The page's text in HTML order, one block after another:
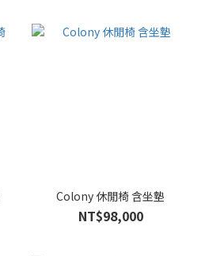
Colony 休閒椅 含坐墊
NT$98,000